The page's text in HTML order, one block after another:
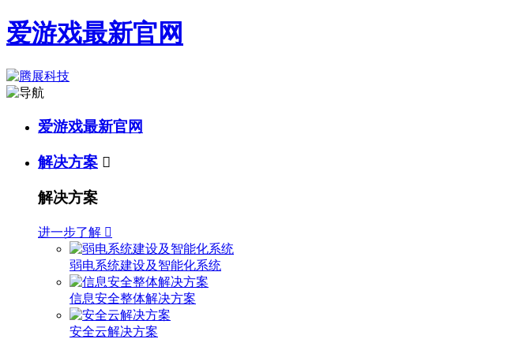
爱游戏最新官网
爱游戏最新官网
解决方案 
解决方案
进一步了解 
弱电系统建设及智能化系统
信息安全整体解决方案
安全云解决方案